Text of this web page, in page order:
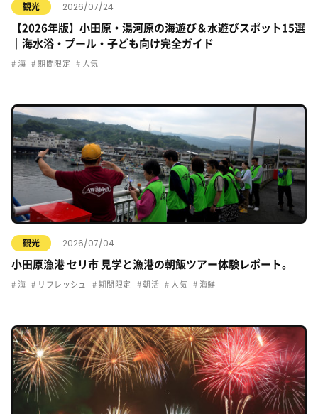
観光 2026/07/24
【2026年版】小田原・湯河原の海遊び＆水遊びスポット15選
｜海水浴・プール・子ども向け完全ガイド
海 期間限定 人気
観光 2026/07/04
小田原漁港 セリ市 見学と漁港の朝飯ツアー体験レポート。
海 リフレッシュ 期間限定 朝活 人気 海鮮